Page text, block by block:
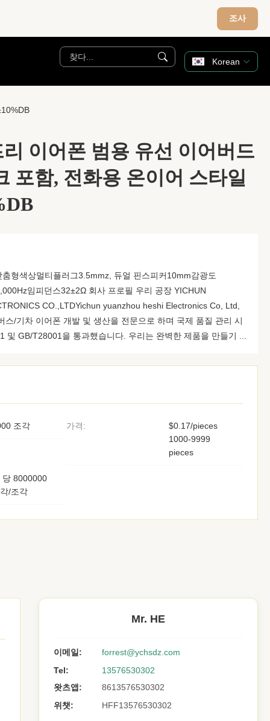
조사
Korean
이어폰 범용 유선 이어버드
포함, 전화용 온이어 스타일
형색상멀티플러그3.5mmz, 듀얼 핀스피커10mm감광도
임피던스32±2Ω 회사 프로필 우리 공장 YICHUN
CO.,LTDYichun yuanzhou heshi Electronics Co, Ltd,
스/기차 이어폰 개발 및 생산을 전문으로 하며 국제 품질 관리 시
및 GB/T28001을 통과했습니다. 우리는 완벽한 제품을 만들기 ...
조각 가격:
$0.17/pieces
1000-9999
pieces
당 8000000
/조각
Mr. HE
이메일:
forrest@ychsdz.com
Tel:
13576530302
왓츠앱:
8613576530302
위챗:
HFF13576530302